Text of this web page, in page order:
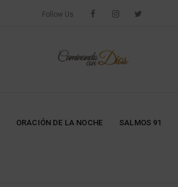
Follow Us
ORACIÓN DE LA NOCHE SALMOS 91